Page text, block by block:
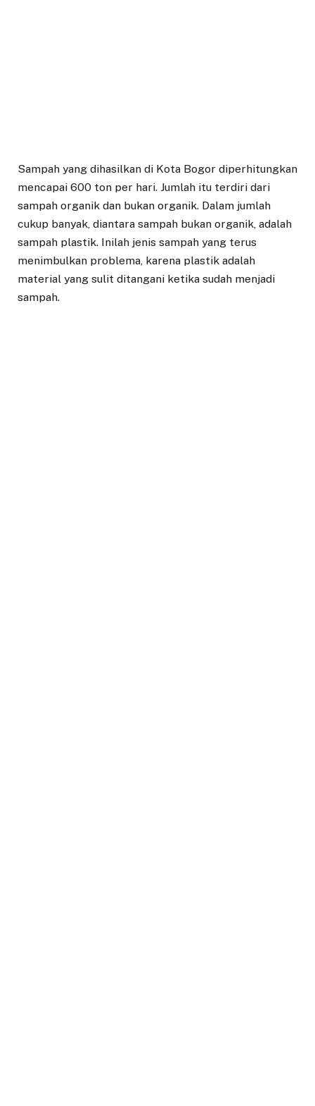
Sampah yang dihasilkan di Kota Bogor diperhitungkan
mencapai 600 ton per hari. Jumlah itu terdiri dari
sampah organik dan bukan organik. Dalam jumlah
cukup banyak, diantara sampah bukan organik, adalah
sampah plastik. Inilah jenis sampah yang terus
menimbulkan problema, karena plastik adalah
material yang sulit ditangani ketika sudah menjadi
sampah.